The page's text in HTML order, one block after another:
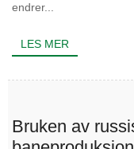
endrer...
LES MER
Bruken av